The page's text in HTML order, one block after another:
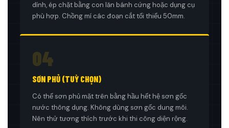
dính, ép chặt bằng con lăn bánh cứng hoặc dụng cụ
phù hợp. Chồng mí các đoạn cắt tối thiểu 50mm.
04
SƠN PHỦ (TUỲ CHỌN)
Có thể sơn phủ mặt trên bằng hầu hết hệ sơn gốc
nước thông dụng. Không dùng sơn gốc dung môi.
Nên thử tương thích trước khi thi công diện rộng.